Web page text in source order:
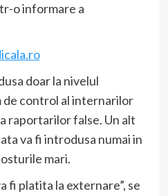
o informare a
doar la nivelul
de control al internarilor
raportarilor false. Un alt
va fi introdusa numai in
mari.
fi platita la externare”, se